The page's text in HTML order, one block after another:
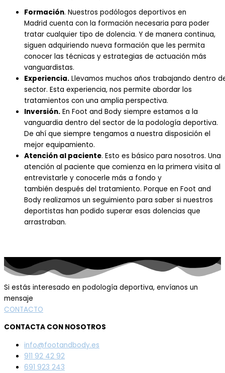
Formación. Nuestros podólogos deportivos en
Madrid cuenta con la formación necesaria para poder
tratar cualquier tipo de dolencia. Y de manera continua,
siguen adquiriendo nueva formación que les permita
conocer las técnicas y estrategias de actuación más
vanguardistas.
Experiencia. Llevamos muchos años trabajando dentro
sector. Esta experiencia, nos permite abordar los
tratamientos con una amplia perspectiva.
Inversión. En Foot and Body siempre estamos a la
vanguardia dentro del sector de la podología deportiva.
De ahí que siempre tengamos a nuestra disposición el
mejor equipamiento.
Atención al paciente. Esto es básico para nosotros. Una
atención al paciente que comienza en la primera visita al
entrevistarle y conocerle más a fondo y
también después del tratamiento. Porque en Foot and
Body realizamos un seguimiento para saber si nuestros
deportistas han podido superar esas dolencias que
arrastraban.
Si estás interesado en podología deportiva, envíanos un
mensaje
CONTACTO
CONTACTA CON NOSOTROS
info@footandbody.es
911 92 42 92
691 923 243